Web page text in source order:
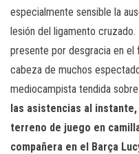
especialmente sensible la
lesión del ligamento
presente por desgracia en el
cabeza de muchos
mediocampista tendida
las asistencias al
terreno de juego en
compañera en el Barça